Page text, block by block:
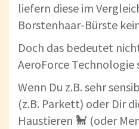
liefern diese im
Borstenhaar-Bürste
Doch das bedeutet
AeroForce Technologie
Wenn Du z.B. sehr
(z.B. Parkett) oder Dir
Haustieren 🐩 (oder